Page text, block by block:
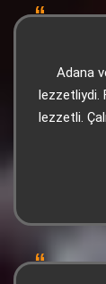
Adana
lezzetliydi.
lezzetli.